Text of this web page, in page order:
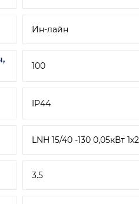
Ин-лайн
100
IP44
LNH 15/40 -130 0,05кВт
3.5